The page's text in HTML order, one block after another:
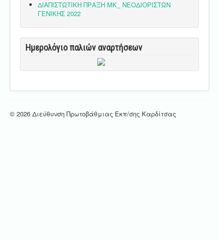
ΔΙΑΠΙΣΤΩΤΙΚΗ ΠΡΑΞΗ ΜΚ_ ΝΕΟΔΙΟΡΙΣΤΩΝ
ΓΕΝΙΚΗΣ 2022
Ημερολόγιο παλιών αναρτήσεων
© 2026 Διεύθυνση Πρωτοβάθμιας Εκπ/σης Καρδίτσας